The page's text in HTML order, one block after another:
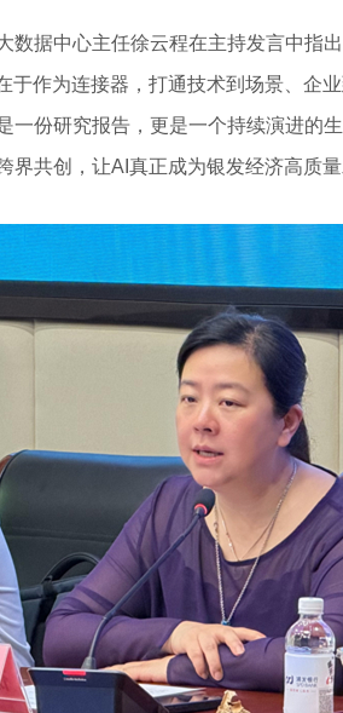
数据中心主任徐云程在主持发言中指
于作为连接器，打通技术到场景、企
一份研究报告，更是一个持续演进的
界共创，让AI真正成为银发经济高质量